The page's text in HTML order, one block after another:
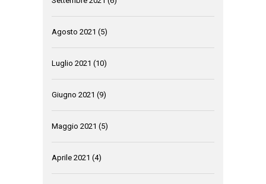
Agosto 2021 (5)
Luglio 2021 (10)
Giugno 2021 (9)
Maggio 2021 (5)
Aprile 2021 (4)